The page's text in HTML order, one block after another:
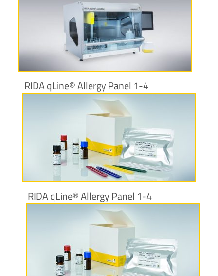
Plus d’informations
RIDA qLine® Allergy Panel 1-4
Plus d’informations
RIDA qLine® Allergy Panel 1-4
Plus d’informations